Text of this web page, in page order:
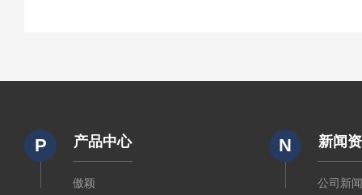
P 产品中心
傲颖
N 新闻
公司新